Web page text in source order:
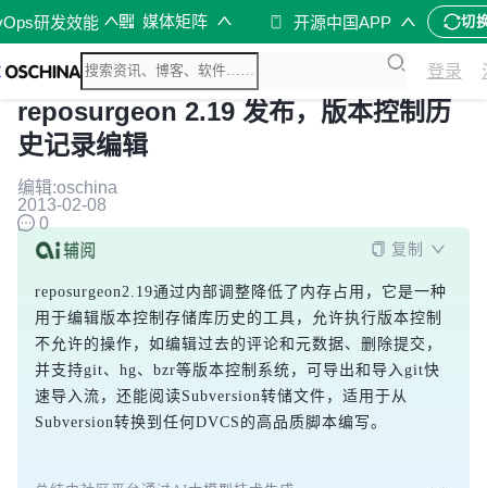
研发效能 媒体矩阵 开源中国APP 切
登录
reposurgeon 2.19 发布，版本控制历
史记录编辑
编辑:oschina
2013-02-08
0
复制
reposurgeon2.19通过内部调整降低了内存占用，它是一种
用于编辑版本控制存储库历史的工具，允许执行版本控制
不允许的操作，如编辑过去的评论和元数据、删除提交，
并支持git、hg、bzr等版本控制系统，可导出和导入git快
速导入流，还能阅读Subversion转储文件，适用于从
Subversion转换到任何DVCS的高品质脚本编写。